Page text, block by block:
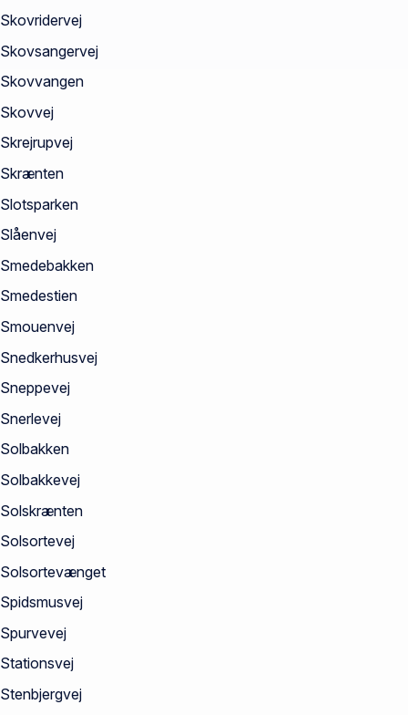
Skovridervej
Skovsangervej
Skovvangen
Skovvej
Skrejrupvej
Skrænten
Slotsparken
Slåenvej
Smedebakken
Smedestien
Smouenvej
Snedkerhusvej
Sneppevej
Snerlevej
Solbakken
Solbakkevej
Solskrænten
Solsortevej
Solsortevænget
Spidsmusvej
Spurvevej
Stationsvej
Stenbjergvej